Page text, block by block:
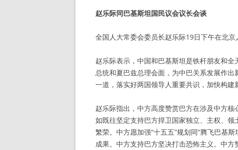
赵乐际同巴基斯坦国民议会议长会谈
全国人大常委会委员长赵乐际19日下午在北
赵乐际表示，中国和巴基斯坦是铁杆朋友和
总统和夏巴兹总理会面，为中巴关系发展作
一道，落实好两国领导人重要共识，加快构建
赵乐际指出，中方高度赞赏巴方在涉及中方
如既往坚定支持巴方捍卫国家独立、主权、
繁荣。中方愿加强“十五五”规划同“腾飞巴基
成果。中方支持巴方坚决打击恐怖主义。中